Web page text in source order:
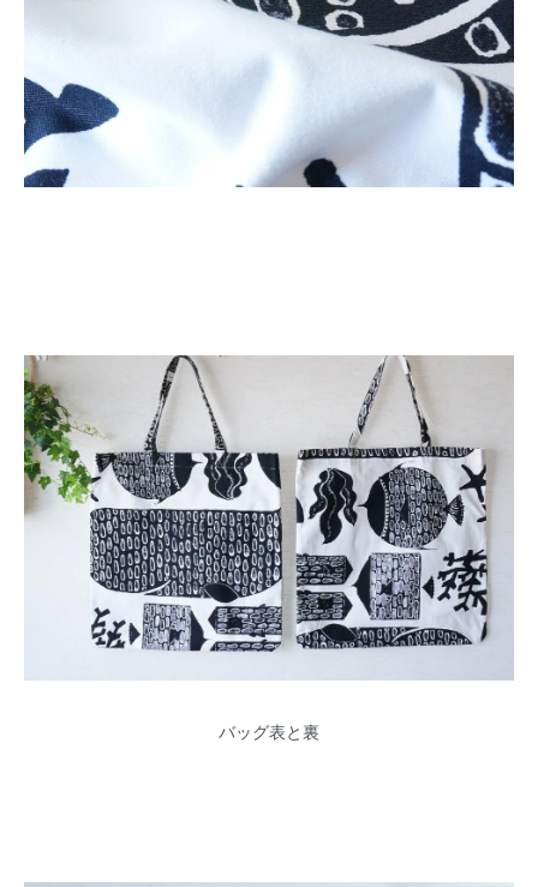
バッグ表と裏